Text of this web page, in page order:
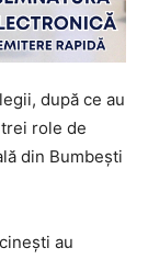
după ce au
role de
din Bumbeşti
au